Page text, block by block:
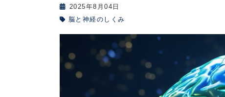
2025年8月04日
脳と神経のしくみ